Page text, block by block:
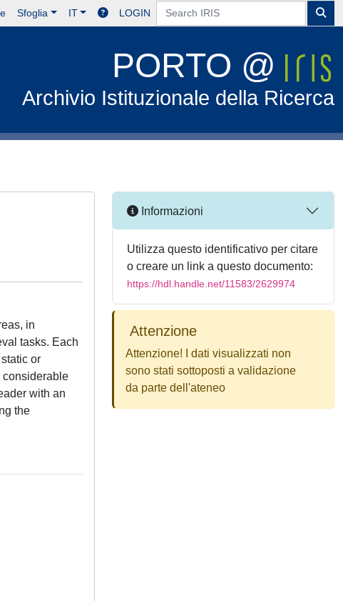
Sfoglia IT LOGIN
PORTO @
Archivio Istituzionale della Ricerca
in
tasks. Each
or
considerable
with an
the
Informazioni
Utilizza questo identificativo per citare
o creare un link a questo documento:
https://hdl.handle.net/11583/2629974
Attenzione
Attenzione! I dati visualizzati non
sono stati sottoposti a validazione
da parte dell'ateneo